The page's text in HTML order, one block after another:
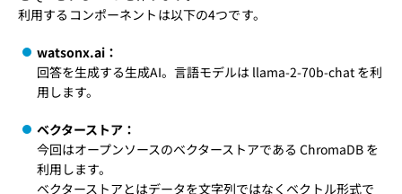
利用するコンポーネントは以下の4つです。
watsonx.ai：
回答を生成する生成AI。言語モデルは llama-2-70b-chat を利
用します。
ベクターストア：
今回はオープンソースのベクターストアである ChromaDB を
利用します。
ベクターストアとはデータを文字列ではなくベクトル形式で